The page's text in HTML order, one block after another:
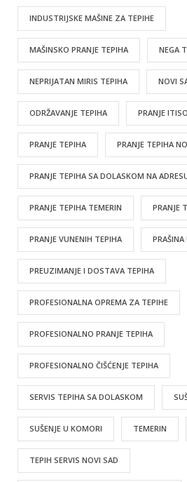
INDUSTRIJSKE MAŠINE ZA TEPIHE
MAŠINSKO PRANJE TEPIHA NEGA
NEPRIJATAN MIRIS TEPIHA NOVI
ODRŽAVANJE TEPIHA PRANJE
PRANJE TEPIHA PRANJE TEPIHA
PRANJE TEPIHA SA DOLASKOM NA
PRANJE TEPIHA TEMERIN PRANJE
PRANJE VUNENIH TEPIHA
PREUZIMANJE I DOSTAVA TEPIHA
PROFESIONALNA OPREMA ZA TEPIHE
PROFESIONALNO PRANJE TEPIHA
PROFESIONALNO ČIŠĆENJE TEPIHA
SERVIS TEPIHA SA DOLASKOM
SUŠENJE U KOMORI TEMERIN
TEPIH SERVIS NOVI SAD